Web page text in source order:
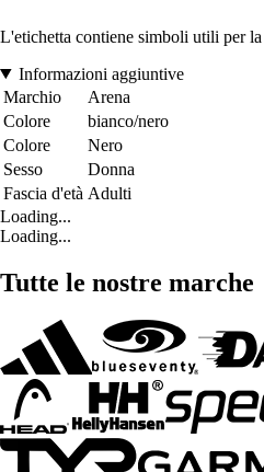
L'etichetta contiene simboli utili per
Informazioni aggiuntive
Marchio
Arena
Colore
bianco/nero
Colore
Nero
Sesso
Donna
Fascia d'età Adulti
Loading...
Loading...
Tutte le nostre marche